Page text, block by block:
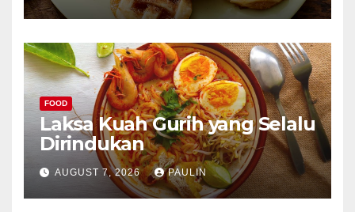
FOOD
Laksa Kuah Gurih yang Selalu
Dirindukan
AUGUST 7, 2026 PAULIN